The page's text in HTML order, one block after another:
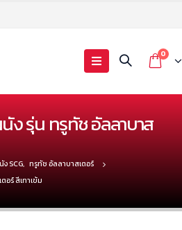
0
รุ่น ทรูทัช อัลลาบาส
SCG, ทรูทัช อัลลาบาสเตอร์
ร์ สีเทาเข้ม